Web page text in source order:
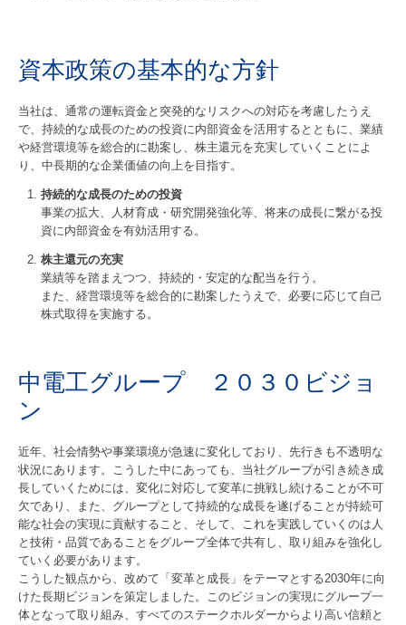
資本政策の基本的な方針
当社は、通常の運転資金と突発的なリスクへの対応を考慮したうえ
で、持続的な成長のための投資に内部資金を活用するとともに、業績
や経営環境等を総合的に勘案し、株主還元を充実していくことによ
り、中長期的な企業価値の向上を目指す。
持続的な成長のための投資
事業の拡大、人材育成・研究開発強化等、将来の成長に繋がる投
資に内部資金を有効活用する。
株主還元の充実
業績等を踏まえつつ、持続的・安定的な配当を行う。
また、経営環境等を総合的に勘案したうえで、必要に応じて自己
株式取得を実施する。
中電工グループ ２０３０ビジョ
ン
近年、社会情勢や事業環境が急速に変化しており、先行きも不透明な
状況にあります。こうした中にあっても、当社グループが引き続き成
長していくためには、変化に対応して変革に挑戦し続けることが不可
欠であり、また、グループとして持続的な成長を遂げることが持続可
能な社会の実現に貢献すること、そして、これを実践していくのは人
と技術・品質であることをグループ全体で共有し、取り組みを強化し
ていく必要があります。
こうした観点から、改めて「変革と成長」をテーマとする2030年に向
けた長期ビジョンを策定しました。このビジョンの実現にグループ一
体となって取り組み、すべてのステークホルダーからより高い信頼と